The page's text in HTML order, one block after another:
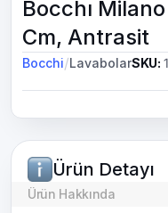
Bocchı
Cm, Antrasit
Bocchi/LavabolarSKU:
Ürün Detayı
Ürün Hakkında